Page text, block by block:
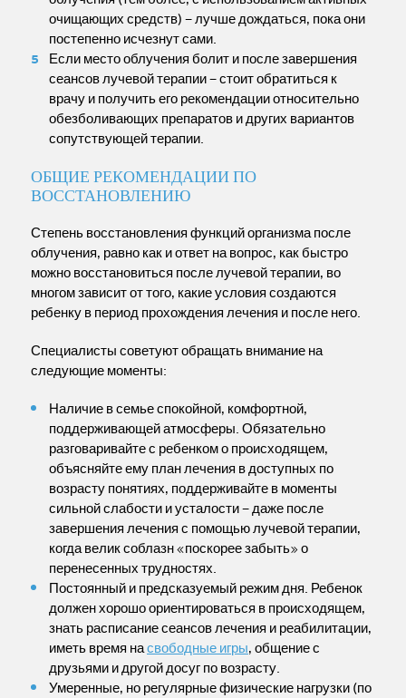
очищающих средств) – лучше дождаться, пока они
постепенно исчезнут сами.
Если место облучения болит и после завершения
сеансов лучевой терапии – стоит обратиться к
врачу и получить его рекомендации относительно
обезболивающих препаратов и других вариантов
сопутствующей терапии.
ОБЩИЕ РЕКОМЕНДАЦИИ ПО
ВОССТАНОВЛЕНИЮ
Степень восстановления функций организма после
облучения, равно как и ответ на вопрос, как быстро
можно восстановиться после лучевой терапии, во
многом зависит от того, какие условия создаются
ребенку в период прохождения лечения и после него.
Специалисты советуют обращать внимание на
следующие моменты:
Наличие в семье спокойной, комфортной,
поддерживающей атмосферы. Обязательно
разговаривайте с ребенком о происходящем,
объясняйте ему план лечения в доступных по
возрасту понятиях, поддерживайте в моменты
сильной слабости и усталости – даже после
завершения лечения с помощью лучевой терапии,
когда велик соблазн «поскорее забыть» о
перенесенных трудностях.
Постоянный и предсказуемый режим дня. Ребенок
должен хорошо ориентироваться в происходящем,
знать расписание сеансов лечения и реабилитации,
иметь время насвободные игры, общение с
друзьями и другой досуг по возрасту.
Умеренные, но регулярные физические нагрузки (по